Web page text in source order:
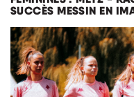
SUCCÈS MESSIN EN